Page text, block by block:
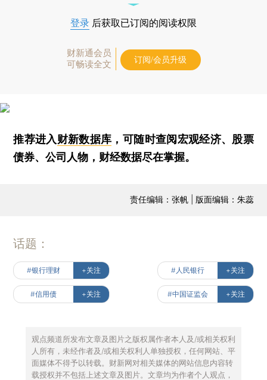
登录 后获取已订阅的阅读权限
财新通会员
可畅读全文
订阅/会员升级
推荐进入财新数据库 ，可随时查阅宏观经济、股票
债券、公司人物，财经数据尽在掌握。
责任编辑：张帆 | 版面编辑：朱蕊
话题：
#银行理财 +关注 #人民银行 +关注
#信用债 +关注 #中国证监会 +关注
观点频道所发布文章及图片之版权属作者本人及/或相关权利
人所有，未经作者及/或相关权利人单独授权，任何网站、平
面媒体不得予以转载。财新网对相关媒体的网站信息内容转
载授权并不包括上述文章及图片。文章均为作者个人观点，